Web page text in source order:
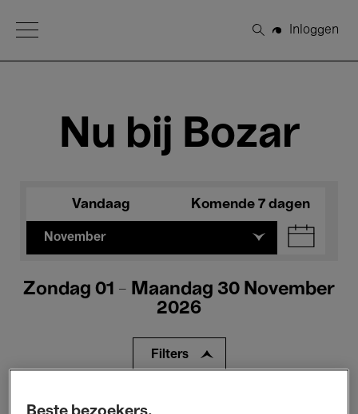
Open Menu
Zoeken
Inloggen
Nu bij Bozar
Vandaag Komende 7 dagen
November
Zondag 01 - Maandag 30 November
2026
Filters
Alle evenementen